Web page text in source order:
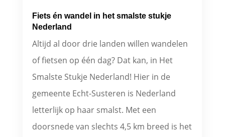
Fiets én wandel in het smalste stukje
Nederland
Altijd al door drie landen willen wandelen
of fietsen op één dag? Dat kan, in Het
Smalste Stukje Nederland! Hier in de
gemeente Echt-Susteren is Nederland
letterlijk op haar smalst. Met een
doorsnede van slechts 4,5 km breed is het